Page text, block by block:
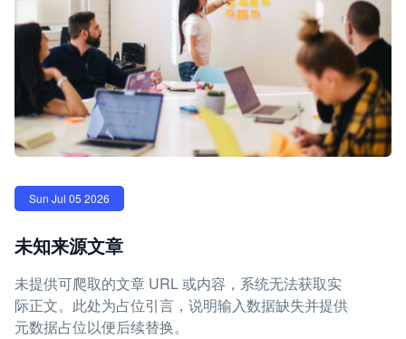
Sun Jul 05 2026
未知来源文章
未提供可爬取的文章 URL 或内容，系统无法获取实
际正文。此处为占位引言，说明输入数据缺失并提供
元数据占位以便后续替换。